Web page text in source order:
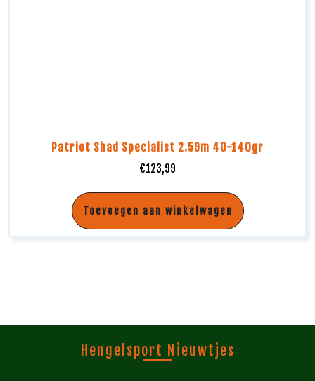
Patriot Shad Specialist 2.59m 40-140gr
€123,99
Toevoegen aan winkelwagen
Hengelsport Nieuwtjes